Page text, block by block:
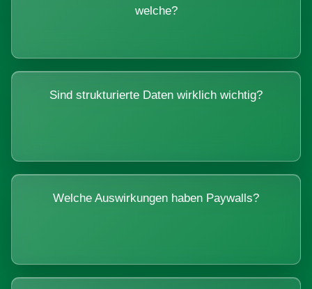
welche?
Sind strukturierte Daten wirklich wichtig?
Welche Auswirkungen haben Paywalls?